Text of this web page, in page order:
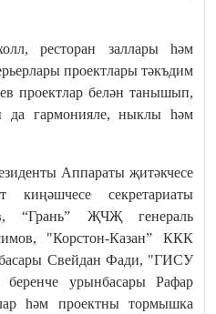
ресторан заллары һәм
проектлары тәкъдим
проектлар белән танышып,
да гармонияле, ныклы һәм
Аппараты җитәкчесе
секретариаты
“Грань” ҖЧҖ генераль
"Корстон-Казан” ККК
Свейдан Фади, "ГИСУ
урынбасары Рафар
һәм проектны тормышка